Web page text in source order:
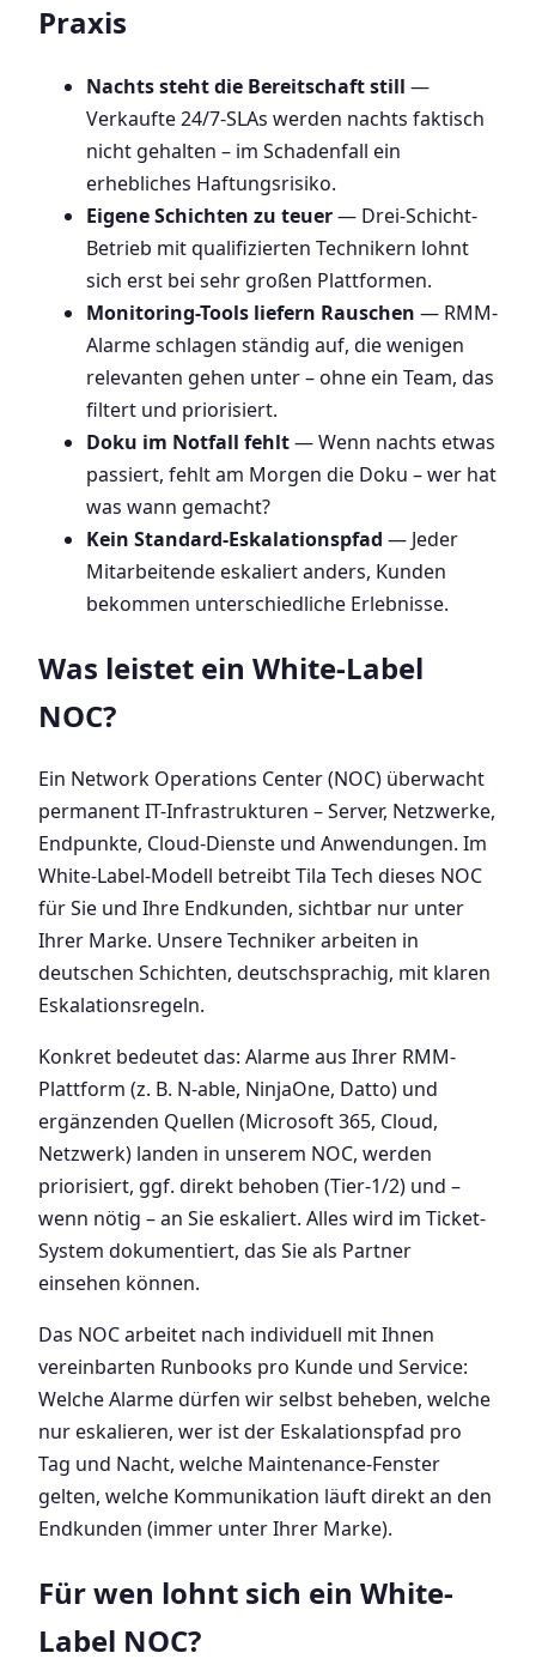
Praxis
Nachts steht die Bereitschaft still —
Verkaufte 24/7-SLAs werden nachts faktisch
nicht gehalten – im Schadenfall ein
erhebliches Haftungsrisiko.
Eigene Schichten zu teuer— Drei-Schicht-
Betrieb mit qualifizierten Technikern lohnt
sich erst bei sehr großen Plattformen.
Monitoring-Tools liefern Rauschen — RMM-
Alarme schlagen ständig auf, die wenigen
relevanten gehen unter – ohne ein Team, das
filtert und priorisiert.
Doku im Notfall fehlt— Wenn nachts etwas
passiert, fehlt am Morgen die Doku – wer hat
was wann gemacht?
Kein Standard-Eskalationspfad — Jeder
Mitarbeitende eskaliert anders, Kunden
bekommen unterschiedliche Erlebnisse.
Was leistet ein White-Label
NOC?
Ein Network Operations Center (NOC) überwacht
permanent IT-Infrastrukturen – Server, Netzwerke,
Endpunkte, Cloud-Dienste und Anwendungen. Im
White-Label-Modell betreibt Tila Tech dieses NOC
für Sie und Ihre Endkunden, sichtbar nur unter
Ihrer Marke. Unsere Techniker arbeiten in
deutschen Schichten, deutschsprachig, mit klaren
Eskalationsregeln.
Konkret bedeutet das: Alarme aus Ihrer RMM-
Plattform (z. B. N-able, NinjaOne, Datto) und
ergänzenden Quellen (Microsoft 365, Cloud,
Netzwerk) landen in unserem NOC, werden
priorisiert, ggf. direkt behoben (Tier-1/2) und –
wenn nötig – an Sie eskaliert. Alles wird im Ticket-
System dokumentiert, das Sie als Partner
einsehen können.
Das NOC arbeitet nach individuell mit Ihnen
vereinbarten Runbooks pro Kunde und Service:
Welche Alarme dürfen wir selbst beheben, welche
nur eskalieren, wer ist der Eskalationspfad pro
Tag und Nacht, welche Maintenance-Fenster
gelten, welche Kommunikation läuft direkt an den
Endkunden (immer unter Ihrer Marke).
Für wen lohnt sich ein White-
Label NOC?